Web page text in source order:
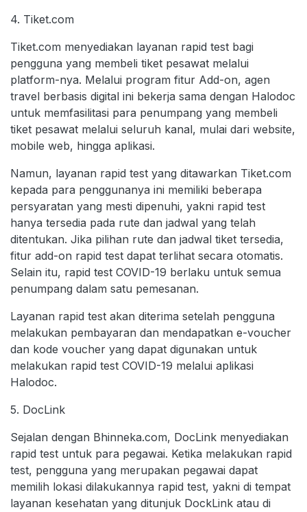
4. Tiket.com
Tiket.com menyediakan layanan rapid test bagi
pengguna yang membeli tiket pesawat melalui
platform-nya. Melalui program fitur Add-on, agen
travel berbasis digital ini bekerja sama dengan Halodoc
untuk memfasilitasi para penumpang yang membeli
tiket pesawat melalui seluruh kanal, mulai dari website,
mobile web, hingga aplikasi.
Namun, layanan rapid test yang ditawarkan Tiket.com
kepada para penggunanya ini memiliki beberapa
persyaratan yang mesti dipenuhi, yakni rapid test
hanya tersedia pada rute dan jadwal yang telah
ditentukan. Jika pilihan rute dan jadwal tiket tersedia,
fitur add-on rapid test dapat terlihat secara otomatis.
Selain itu, rapid test COVID-19 berlaku untuk semua
penumpang dalam satu pemesanan.
Layanan rapid test akan diterima setelah pengguna
melakukan pembayaran dan mendapatkan e-voucher
dan kode voucher yang dapat digunakan untuk
melakukan rapid test COVID-19 melalui aplikasi
Halodoc.
5. DocLink
Sejalan dengan Bhinneka.com, DocLink menyediakan
rapid test untuk para pegawai. Ketika melakukan rapid
test, pengguna yang merupakan pegawai dapat
memilih lokasi dilakukannya rapid test, yakni di tempat
layanan kesehatan yang ditunjuk DockLink atau di